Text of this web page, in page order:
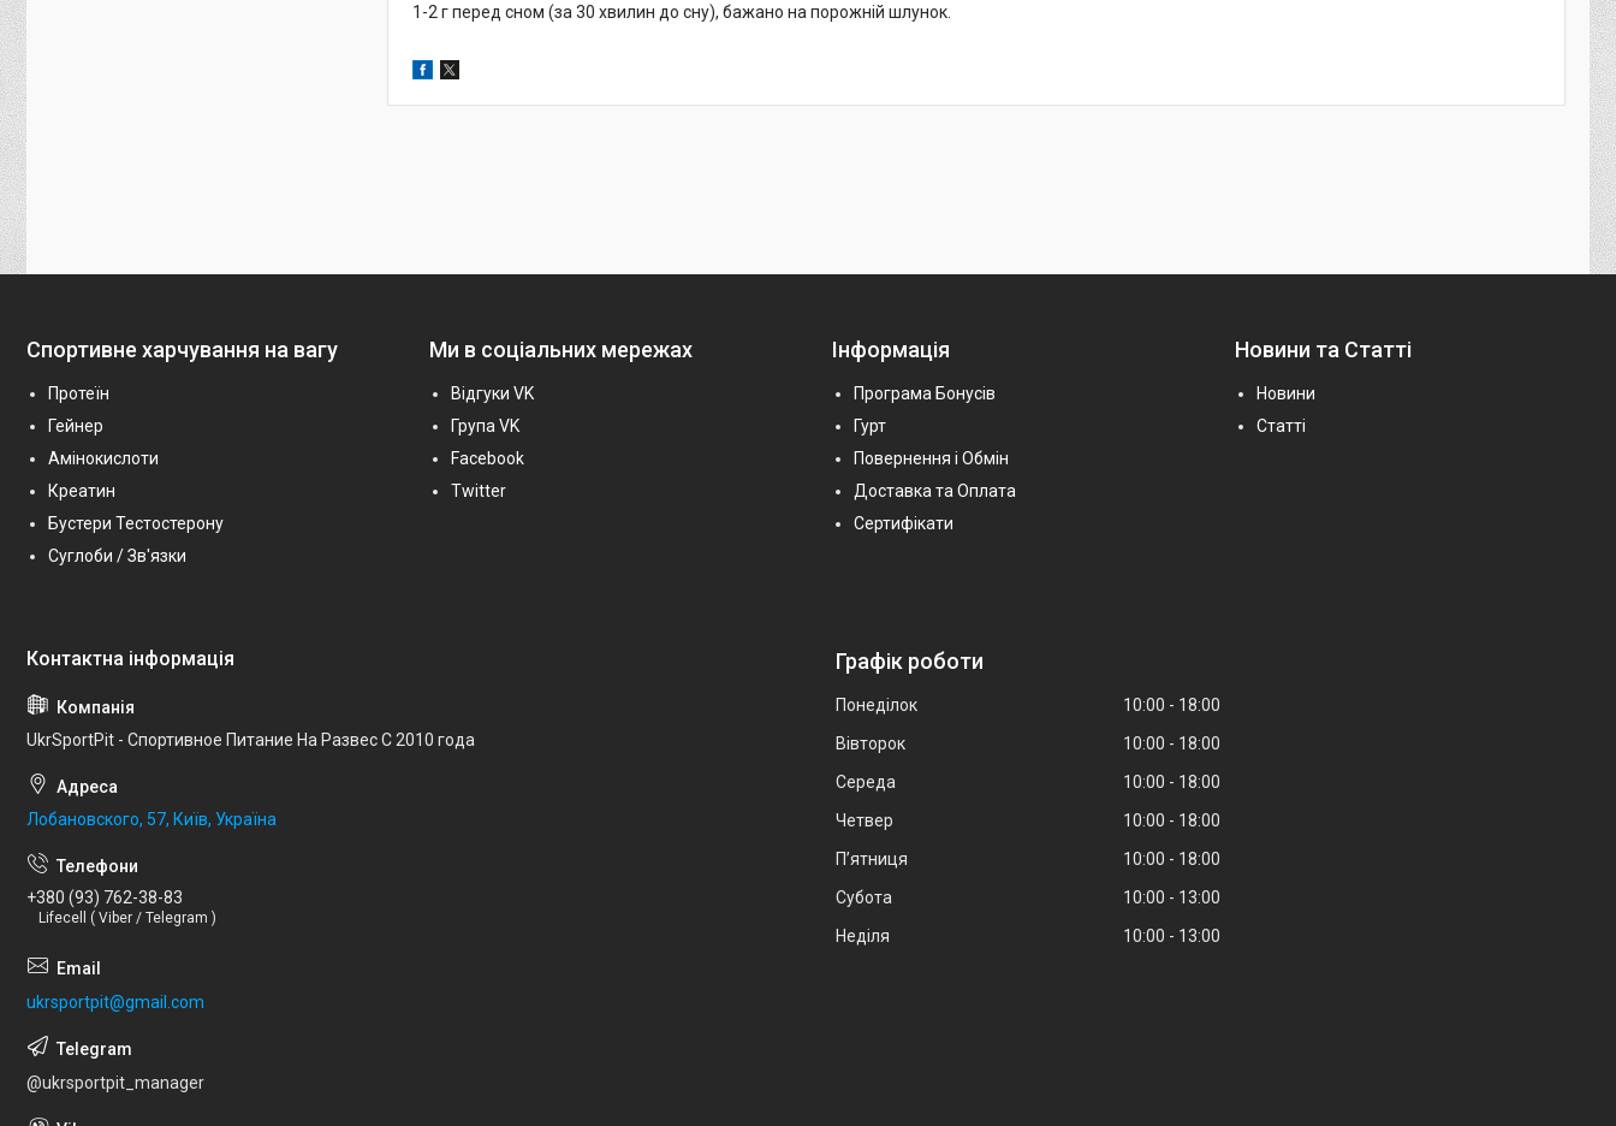
1-2 г перед сном (за 30 хвилин до сну), бажано на порожній шлунок.
Спортивне харчування на вагу
Протеїн
Гейнер
Амінокислоти
Креатин
Бустери Тестостерону
Суглоби / Зв'язки
Ми в соціальних мережах
Відгуки VK
Група VK
Facebook
Twitter
Інформація
Програма Бонусів
Гурт
Повернення і Обмін
Доставка та Оплата
Сертифікати
Новини та Статті
Новини
Статті
UkrSportPit - Спортивное Питание На Развес С 2010 года
Лобановского, 57, Київ, Україна
+380 (93) 762-38-83
Lifecell ( Viber / Telegram )
ukrsportpit@gmail.com
@ukrsportpit_manager
Графік роботи
Понеділок 10:00
18:00
Вівторок
10:00
18:00
Середа
10:00
18:00
Четвер
10:00
18:00
Пʼятниця
10:00
18:00
Субота
10:00
13:00
Неділя
10:00 13:00